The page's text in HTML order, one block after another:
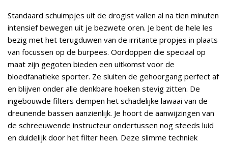
Standaard schuimpjes uit de drogist vallen al na tien minuten
intensief bewegen uit je bezwete oren. Je bent de hele les
bezig met het terugduwen van de irritante propjes in plaats
van focussen op de burpees. Oordoppen die speciaal op
maat zijn gegoten bieden een uitkomst voor de
bloedfanatieke sporter. Ze sluiten de gehoorgang perfect af
en blijven onder alle denkbare hoeken stevig zitten. De
ingebouwde filters dempen het schadelijke lawaai van de
dreunende bassen aanzienlijk. Je hoort de aanwijzingen van
de schreeuwende instructeur ondertussen nog steeds luid
en duidelijk door het filter heen. Deze slimme techniek